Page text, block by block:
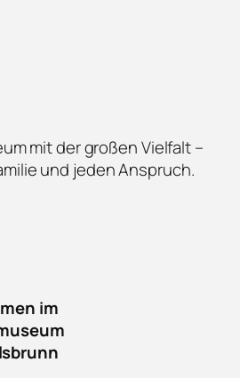
mit der großen Vielfalt –
und jeden Anspruch.
im